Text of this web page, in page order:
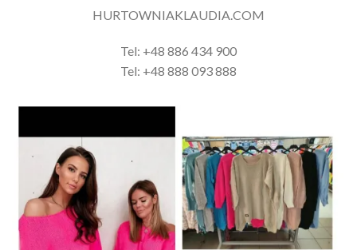
HURTOWNIAKLAUDIA.COM
Tel: +48 886 434 900
Tel: +48 888 093 888